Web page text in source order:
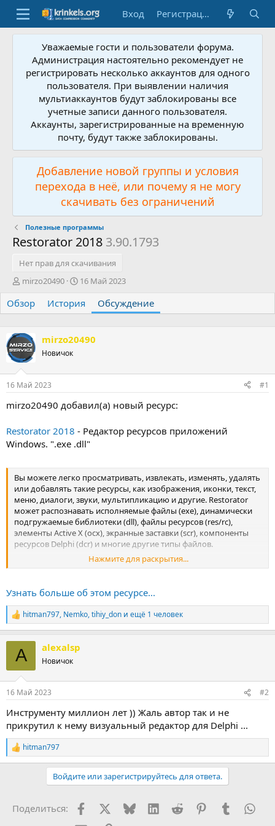
Вход Регистрация
Уважаемые гости и пользователи форума.
Администрация настоятельно рекомендует не
регистрировать несколько аккаунтов для одного
пользователя. При выявлении наличия
мультиаккаунтов будут заблокированы все
учетные записи данного пользователя.
Аккаунты, зарегистрированные на временную
почту, будут также заблокированы.
Добавление новой группы и условия
перехода в неё, или почему я не могу
скачивать без ограничений
Полезные программы
Restorator 2018 3.90.1793
Нет прав для скачивания
А
т
о
т
е
м
ы
mirzo20490
Д
т
а
а
16 Май 2023
Обзор История Обсуждение
mirzo20490
Новичок
16 Май 2023 #1
mirzo20490 добавил(а) новый ресурс:
Restorator 2018 - Редактор ресурсов приложений
Windows. ".exe .dll"
Вы можете легко просматривать, извлекать, изменять, удалять
или добавлять такие ресурсы, как изображения, иконки, текст,
меню, диалоги, звуки, мультипликацию и другие. Restorator
может распознавать исполняемые файлы (exe), динамически
подгружаемые библиотеки (dll), файлы ресурсов (res/rc),
элементы Active X (ocx), экранные заставки (scr), компоненты
ресурсов Delphi (dcr) и многие другие типы файлов.
В завершении работы, Вы можете создать компактный патч с
Нажмите для раскрытия...
Узнать больше об этом ресурсе...
Р
е
hitman797, Nemko,tihiy_don и ещё 1 человек
A alexalsp
Новичок
16 Май 2023 #2
Инструменту миллион лет )) Жаль автор так и не
прикрутил к нему визуальный редактор для Delphi ...
Р
е
и
hitman797
Войдите или зарегистрируйтесь для ответа.
Поделиться: FacebookX (Twitter)
BlueskyLinkedInReddit PinterestTumblr